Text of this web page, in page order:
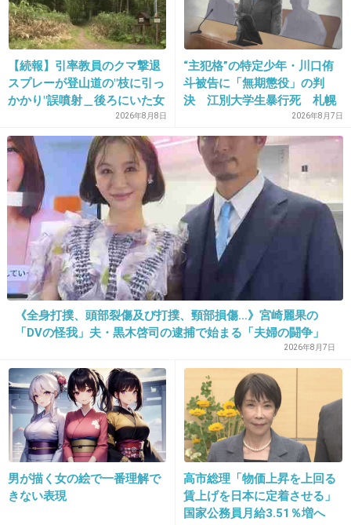
【続報】引率教員のクマ撃退
スプレーが登山道の"枝に引っ
かかり"誤噴射＿後ろにいた女
子高校生の顔を直撃＿急なヒ
グマ出没に備え「安全装置」
外した状態で腰に装着＿女子
高校生はトムラウシ山からヘ
リ搬送され手当
2026年8月8日
“主犯格”の特定少年・川口侑
斗被告に「無期懲役」の判
決 江別大学生暴行死 札幌
2026年8月7日
《全身打撲、頭部裂傷及び打撲、頸部損傷…》宮崎麗果の
「DVの怪我」夫・黒木啓司の逮捕で始まる「夫婦の闘争」
2026年8月7日
男が描く女の絵で一番理解で
きない表現
高市総理「物価上昇を上回る
賃上げを日本に定着させる」
国家公務員月給3.51％増へ